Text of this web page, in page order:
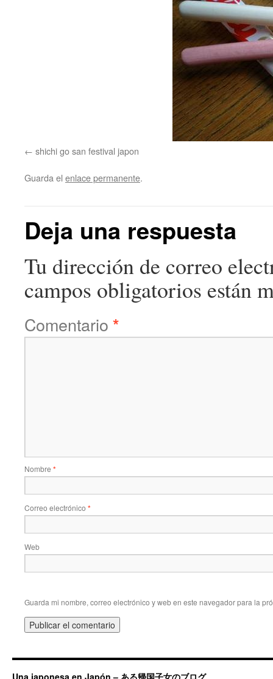
shichi go san festival japon
Guarda el enlace permanente.
Deja una respuesta
Tu dirección de correo
campos obligatorios están
Comentario *
Nombre *
Correo electrónico *
Web
Guarda mi nombre, correo electrónico y web en este navegador para la
Una japonesa en Japón – ある帰国子女のブログ